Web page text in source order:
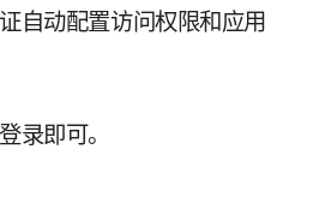
自动​配置​访问​权限​和​应用​
录​即可。